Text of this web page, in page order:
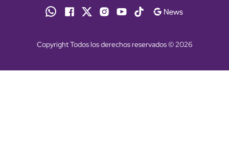
Copyright Todos los derechos reservados © 2026